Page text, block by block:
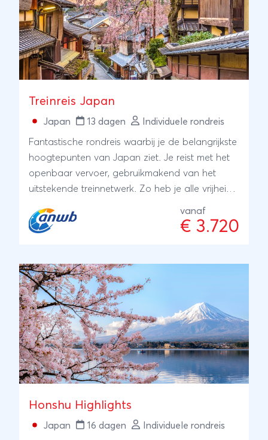
Treinreis Japan
Japan 13 dagen Individuele rondreis
Fantastische rondreis waarbij je de belangrijkste
hoogtepunten van Japan ziet. Je reist met het
openbaar vervoer, gebruikmakend van het
uitstekende treinnetwerk. Zo heb je alle vrijheid.
Wij regelen de overnachtingen en helpen je bij
het maken van een reisschema.
vanaf
€ 3.720
Honshu Highlights
Japan 16 dagen Individuele rondreis